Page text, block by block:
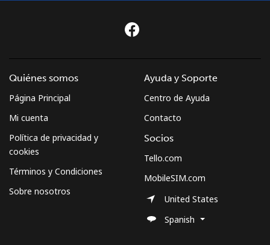
Quiénes somos
Página Principal
Mi cuenta
Política de privacidad y
cookies
Términos y Condiciones
Sobre nosotros
Ayuda y Soporte
Centro de Ayuda
Contacto
Socios
Tello.com
MobileSIM.com
United States
Spanish